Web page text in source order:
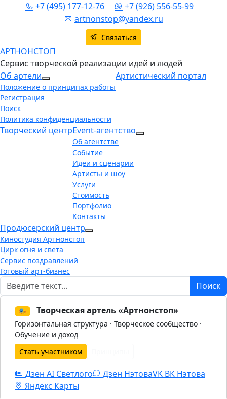
+7 (495) 177-12-76
+7 (926) 556-55-99
artnonstop@yandex.ru
Связаться
АРТНОНСТОП
Сервис творческой реализации идей и людей
Об артели
More about: Об артели
Положение о принципах работы
Регистрация
Поиск
Политика конфиденциальности
Артистический портал
Творческий центрEvent-агентство
Об агентстве
Событие
Идеи и сценарии
Артисты и шоу
Услуги
Стоимость
Портфолио
Контакты
Продюсерский центр
Киностудия Артнонстоп
Цирк огня и света
Сервис поздравлений
Готовый арт-бизнес
Поиск Поиск
🎭 Творческая артель «Артнонстоп»
Горизонтальная структура · Творческое сообщество ·
Обучение и доход
Стать участником
Дзен AI Светлого Дзен НэтоваVK ВК Нэтова
Яндекс Карты